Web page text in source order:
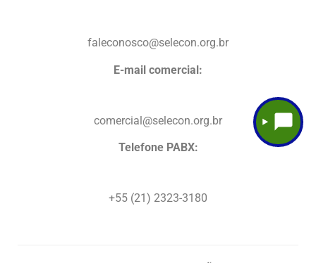
faleconosco@selecon.org.br
E-mail comercial:
comercial@selecon.org.br
Telefone PABX:
+55 (21) 2323-3180